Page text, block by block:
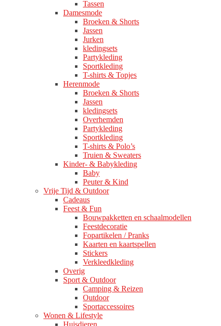
Tassen
Damesmode
Broeken & Shorts
Jassen
Jurken
kledingsets
Partykleding
Sportkleding
T-shirts & Topjes
Herenmode
Broeken & Shorts
Jassen
kledingsets
Overhemden
Partykleding
Sportkleding
T-shirts & Polo’s
Truien & Sweaters
Kinder- & Babykleding
Baby
Peuter & Kind
Vrije Tijd & Outdoor
Cadeaus
Feest & Fun
Bouwpakketten en schaalmodellen
Feestdecoratie
Fopartikelen / Pranks
Kaarten en kaartspellen
Stickers
Verkleedkleding
Overig
Sport & Outdoor
Camping & Reizen
Outdoor
Sportaccessoires
Wonen & Lifestyle
Huisdieren